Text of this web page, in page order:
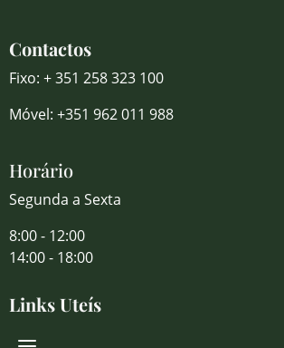
Contactos
Fixo: + 351 258 323 100
Móvel: +351 962 011 988
Horário
Segunda a Sexta
8:00 - 12:00
14:00 - 18:00
Links Uteís